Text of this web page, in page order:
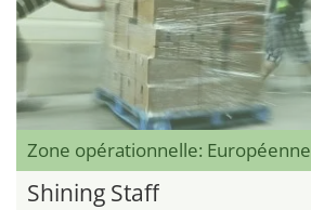
Zone opérationnelle: Européenne
Shining Staff